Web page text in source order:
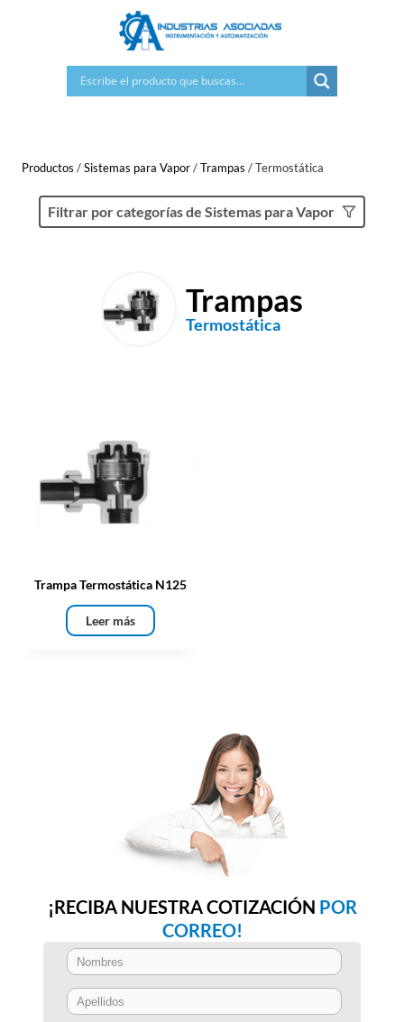
Productos /Sistemas para Vapor/Trampas /Termostática
Filtrar por categorías de Sistemas para Vapor
Trampas
Termostática
Trampa Termostática N125
Leer más
¡RECIBA NUESTRA COTIZACIÓN POR
CORREO!